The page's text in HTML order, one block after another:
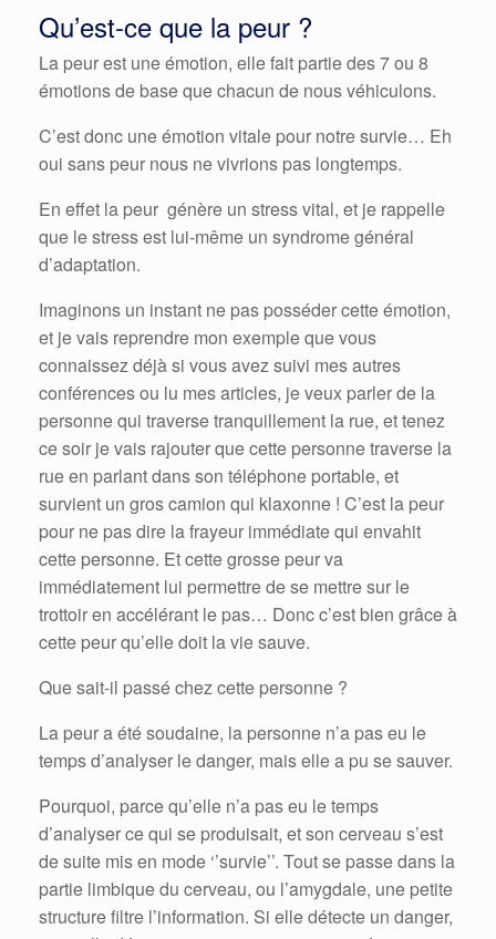
Qu’est-ce que la peur ?
La peur est une émotion, elle fait partie des 7 ou 8
émotions de base que chacun de nous véhiculons.
C’est donc une émotion vitale pour notre survie… Eh
oui sans peur nous ne vivrions pas longtemps.
En effet la peur génère un stress vital, et je rappelle
que le stress est lui-même un syndrome général
d’adaptation.
Imaginons un instant ne pas posséder cette émotion,
et je vais reprendre mon exemple que vous
connaissez déjà si vous avez suivi mes autres
conférences ou lu mes articles, je veux parler de la
personne qui traverse tranquillement la rue, et tenez
ce soir je vais rajouter que cette personne traverse la
rue en parlant dans son téléphone portable, et
survient un gros camion qui klaxonne ! C’est la peur
pour ne pas dire la frayeur immédiate qui envahit
cette personne. Et cette grosse peur va
immédiatement lui permettre de se mettre sur le
trottoir en accélérant le pas… Donc c’est bien grâce à
cette peur qu’elle doit la vie sauve.
Que sait-il passé chez cette personne ?
La peur a été soudaine, la personne n’a pas eu le
temps d’analyser le danger, mais elle a pu se sauver.
Pourquoi, parce qu’elle n’a pas eu le temps
d’analyser ce qui se produisait, et son cerveau s’est
de suite mis en mode ‘’survie’’. Tout se passe dans la
partie limbique du cerveau, ou l’amygdale, une petite
structure filtre l’information. Si elle détecte un danger,